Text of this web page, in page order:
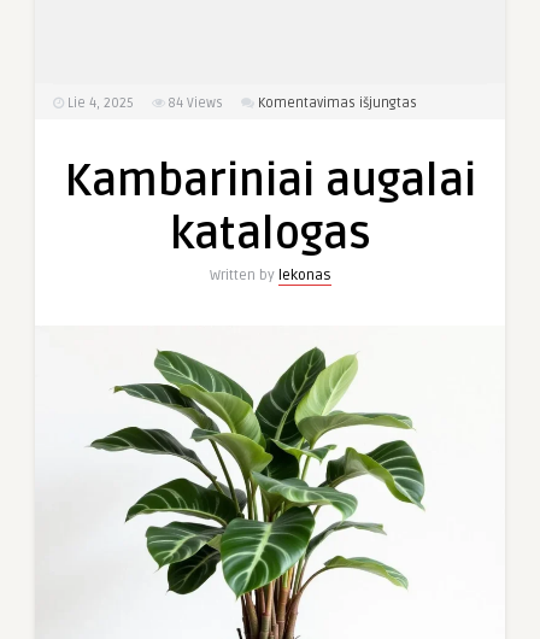
Lie 4, 2025 84 Views Komentavimas išjungtas
katalogas
Kambariniai augalai
katalogas
Written by lekonas